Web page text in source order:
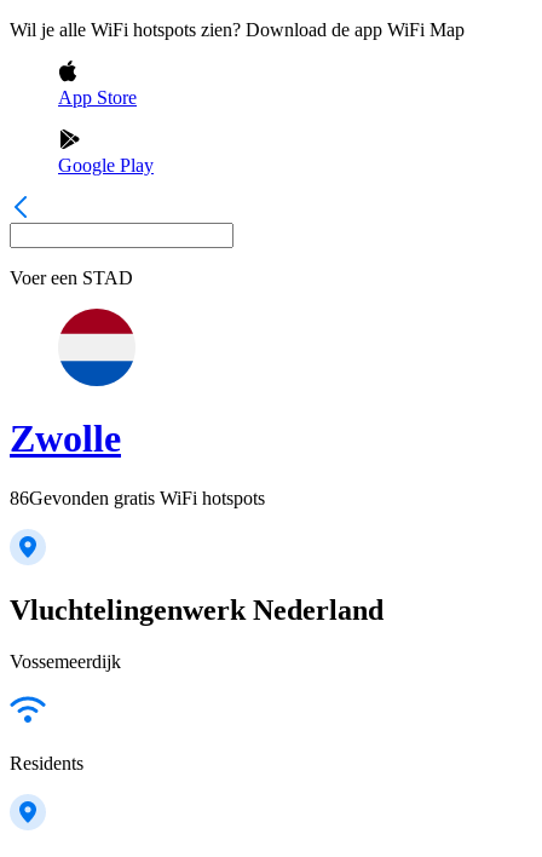
Wil je alle WiFi hotspots zien? Download de app WiFi Map
App Store
Google Play
Voer een STAD
Zwolle
86Gevonden gratis WiFi hotspots
Vluchtelingenwerk Nederland
Vossemeerdijk
Residents